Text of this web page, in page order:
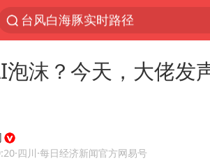
台风白海豚实时路径
秘鲁和墨西哥宣布恢复外交关系
全球首个长时储能一体化产业园量
泡沫？今天，大佬
·四川·每日经济新闻官方网易号